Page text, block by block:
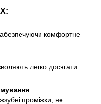
комфортне
легко досягати
проміжки, не